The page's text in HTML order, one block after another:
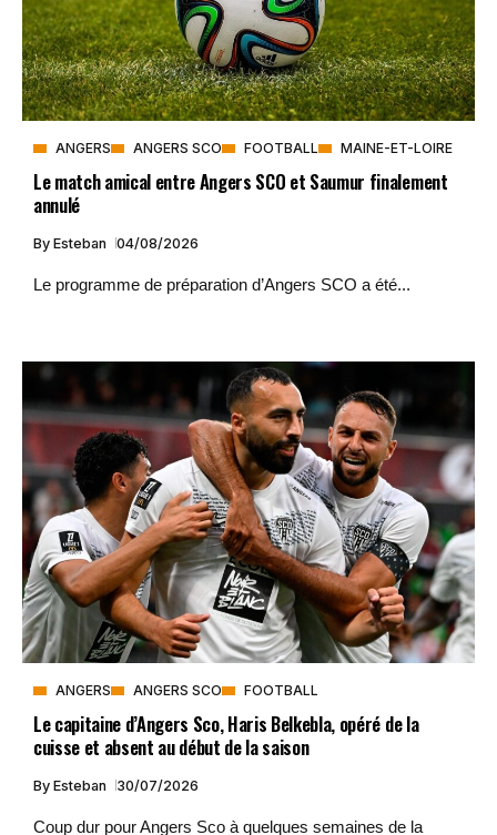
ANGERS ANGERS SCO FOOTBALL MAINE-ET-LOIRE
Le match amical entre Angers SCO et Saumur finalement
annulé
By Esteban 04/08/2026
Le programme de préparation d’Angers SCO a été...
ANGERS ANGERS SCO FOOTBALL
Le capitaine d’Angers Sco, Haris Belkebla, opéré de la
cuisse et absent au début de la saison
By Esteban 30/07/2026
Coup dur pour Angers Sco à quelques semaines de la